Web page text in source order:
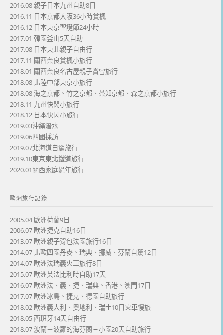
2016.08 親子日本九州自助8日
2016.11 日本京都大阪36小時賞楓
2016.12 日本東京聖誕節24小時
2017.01 韓國釜山5天自助
2017.08 日本東北親子自由行
2017.11 關西奈良賞楓小旅行
2018.01 關西奈良名古屋親子賞雪旅行
2018.08 北陸中部東京小旅行
2018.08 海之京都、竹之京都、茶知京都、森之京都小旅行
2018.11 九州快閃小旅行
2018.12 日本快閃小旅行
2019.03沖繩潛水
2019.06四國採訪
2019.07北海道自駕旅行
2019.10東京東北鐵道旅行
2020.01關西家庭過年旅行
歐洲旅行記錄
2005.04 歐洲荷蘭9日
2006.07 歐洲捷克自助16日
2013.07 歐洲親子背包法國旅行16日
2014.07 北歐四國丹麥、瑞典、挪威、芬蘭自駕12日
2014.07 歐洲法瑞義火車旅行8日
2015.07 歐洲英法比利時自助17天
2016.07 歐洲法、義、捷、瑞典、香港、澳門17日
2017.07 歐洲冰島、捷克、德國自助旅行
2018.02 歐洲義大利、奧地利、瑞士10日火車慢旅
2018.05 西班牙14天自由行
2018.07 波蘭＋波羅的海芬蘭三小國20天自助旅行